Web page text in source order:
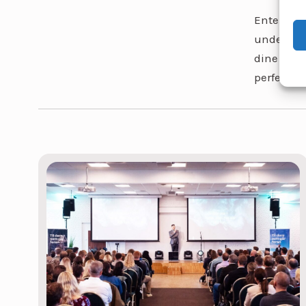
Enten
dine
perfekte